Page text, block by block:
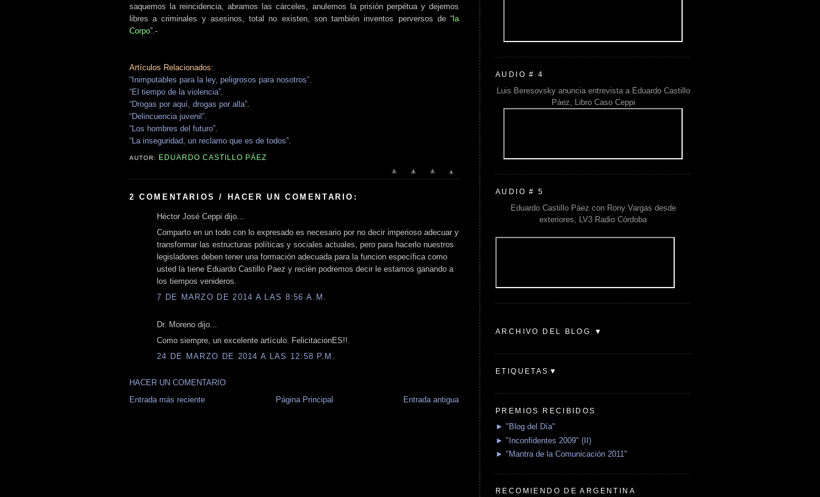
saquemos la reincidencia, abramos las cárceles, anulemos la prisión perpétua y dejemos
libres a criminales y asesinos, total no existen, son también inventos perversos de “ la
Corpo”.-
Artículos Relacionados:
“Inimputables para la ley, peligrosos para nosotros”.
“El tiempo de la violencia”.
“Drogas por aquí, drogas por alla”.
“Delincuencia juvenil”.
“Los hombres del futuro”.
“La inseguridad, un reclamo que es de todos”.
AUTOR: EDUARDO CASTILLO PÁEZ
2 COMENTARIOS / HACER UN COMENTARIO:
Héctor José Ceppi dijo...
Comparto en un todo con lo expresado es necesario por no decir imperioso adecuar y
transformar las estructuras políticas y sociales actuales, pero para hacerlo nuestros
legisladores deben tener una formación adecuada para la funcion específica como
usted la tiene Eduardo Castillo Paez y recién podremos decir le estamos ganando a
los tiempos venideros.
7 DE MARZO DE 2014 A LAS 8:56 A.M.
Dr. Moreno dijo...
Como siempre, un excelente artículo. FelicitacionES!!.
24 DE MARZO DE 2014 A LAS 12:58 P.M.
HACER UN COMENTARIO
Entrada más reciente
Entrada antigua
Página Principal
AUDIO # 4
Luis Beresovsky anuncia entrevista a Eduardo Castillo
Páez, Libro Caso Ceppi
AUDIO # 5
Eduardo Castillo Páez con Rony Vargas desde
exteriores, LV3 Radio Córdoba
ARCHIVO DEL BLOG ▼
ETIQUETAS▼
PREMIOS RECIBIDOS
► "Blog del Día"
► "Inconfidentes 2009" (II)
► "Mantra de la Comunicación 2011"
RECOMIENDO DE ARGENTINA